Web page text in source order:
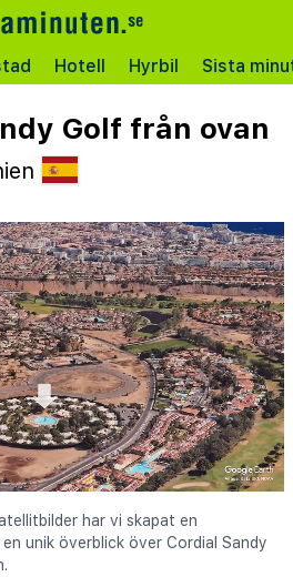
Hotell Hyrbil Sista
Golf från ovan
har vi skapat en
unik överblick över Cordial Sandy